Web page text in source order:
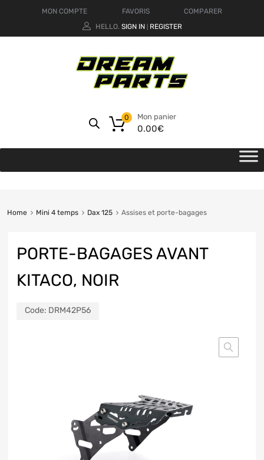
MON COMPTE FAVORIS
COMPARER
HELLO. SIGN IN REGISTER
Mon panier
0.00€
0
Home Mini 4 temps Dax 125 Assises et porte-bagages
PORTE-BAGAGES AVANT
KITACO, NOIR
Code: DRM42P56